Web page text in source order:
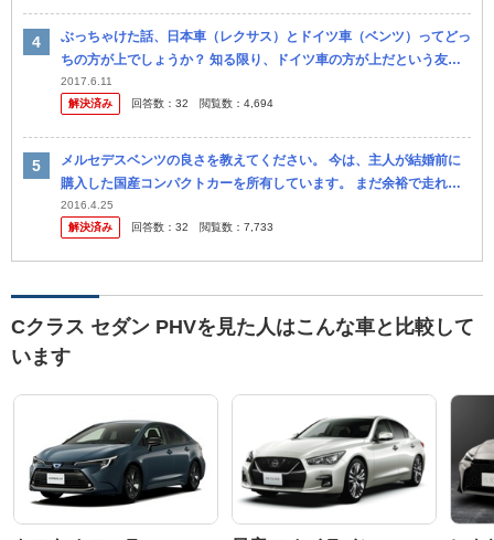
ぶっちゃけた話、日本車（レクサス）とドイツ車（ベンツ）ってどっ
ちの方が上でしょうか？ 知る限り、ドイツ車の方が上だという友人
が多いのです。 で、父がドイツ車を買ったのですが、あながち父の
意見はそ...
2017.6.11
解決済み
回答数： 32 閲覧数： 4,694
メルセデスベンツの良さを教えてください。 今は、主人が結婚前に
購入した国産コンパクトカーを所有しています。 まだ余裕で走れる
のですが、子供ができる前にベンツに乗りたい！と言ってい ます。
今、...
2016.4.25
解決済み
回答数： 32 閲覧数： 7,733
Cクラス セダン PHVを見た人はこんな車と比較して
います